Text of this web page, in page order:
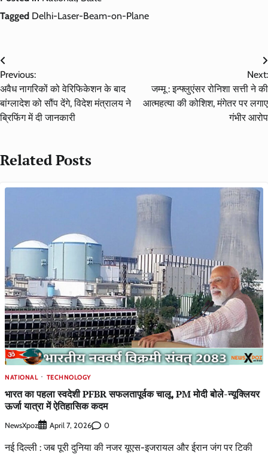
Tagged Delhi-Laser-Beam-on-Plane
Post
navigation
Previous:
अवैध नागरिकों को वेरिफिकेशन के बाद
बांग्लादेश को सौंप देंगे, विदेश मंत्रालय ने
ब्रिफिंग में दी जानकारी
Next:
जम्मू : इन्फ्लुएंसर रोनिशा सत्ती ने की
आत्महत्या की कोशिश, मंगेतर पर लगाए
गंभीर आरोप
Related Posts
NATIONAL TECHNOLOGY
भारत का पहला स्वदेशी PFBR सफलतापूर्वक चालू, PM मोदी बोले-न्यूक्लियर
ऊर्जा यात्रा में ऐतिहासिक कदम
NewsXpoz April 7, 2026 0
नई दिल्ली : जब पूरी दुनिया की नजर यूएस-इजरायल और ईरान जंग पर टिकी